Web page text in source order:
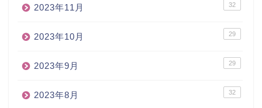
2023年11月 32
2023年10月 29
2023年9月 29
2023年8月 32